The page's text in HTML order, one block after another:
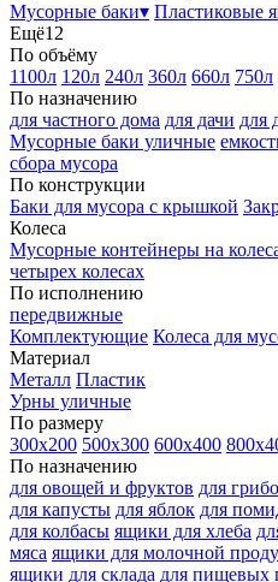
Мусорные баки▾ Пластиковые
Ещё12
По объёму
1100л 120л 240л 360л 660л 750л
По назначению
для частного дома для дачи для
Мусорные баки уличные
сбора мусора
По конструкции
Баки для мусора с крышкой
Колеса
Мусорные контейнеры на
четырех колесах
По исполнению
передвижные
Комплектующие Колеса для
Материал
Металл Пластик
Урны уличные
По размеру
300х200 500х300 600х400
По назначению
для овощей и фруктов для
для капусты для яблок для
для колбасы ящики для хлеба
мяса ящики для молочной
ящики для склада для пищевых